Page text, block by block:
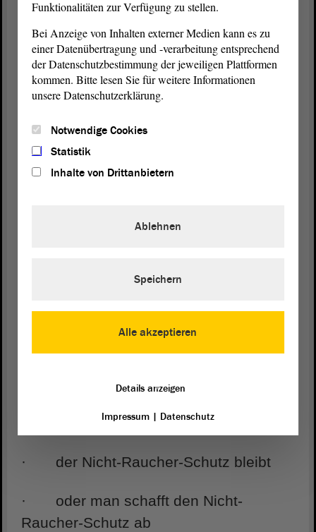
den Menschen.
Die Abgeordneten schreiben dann einen
Antrag.
Die Abgeordneten reden im Fach-
Ausschussund
im Landtag darüber.
rauchen dürfen
· der Nicht-Raucher-Schutz bleibt
· oder man schafft den Nicht-
Raucher-Schutz ab
Funktionalitäten zur Verfügung zu stellen.
Bei Anzeige von Inhalten externer Medien kann es zu
einer Datenübertragung und -verarbeitung entsprechend
der Datenschutzbestimmung der jeweiligen Plattformen
kommen. Bitte lesen Sie für weitere Informationen
unsere Datenschutzerklärung.
Notwendige Cookies
Statistik
Inhalte von Drittanbietern
Alle akzeptieren
Ablehnen
Speichern
Details anzeigen
Impressum| Datenschutz